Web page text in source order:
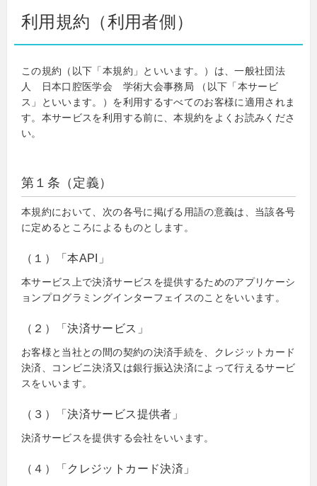
利用規約（利用者側）
この規約（以下「本規約」といいます。）は、一般社団法
人 日本口腔医学会 学術大会事務局 （以下「本サービ
ス」といいます。）を利用するすべてのお客様に適用されま
す。本サービスを利用する前に、本規約をよくお読みくださ
い。
第１条（定義）
本規約において、次の各号に掲げる用語の意義は、当該各号
に定めるところによるものとします。
（１）「本API」
本サービス上で決済サービスを提供するためのアプリケーシ
ョンプログラミングインターフェイスのことをいいます。
（２）「決済サービス」
お客様と当社との間の契約の決済手続を、クレジットカード
決済、コンビニ決済又は銀行振込決済によって行えるサービ
スをいいます。
（３）「決済サービス提供者」
決済サービスを提供する会社をいいます。
（４）「クレジットカード決済」